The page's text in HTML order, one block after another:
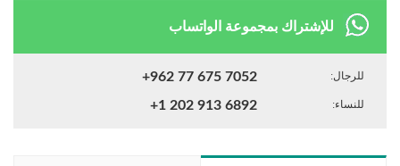
للإشتراك بمجموعة الواتساب
للرجال: +962 77 675 7052
للنساء: +1 202 913 6892